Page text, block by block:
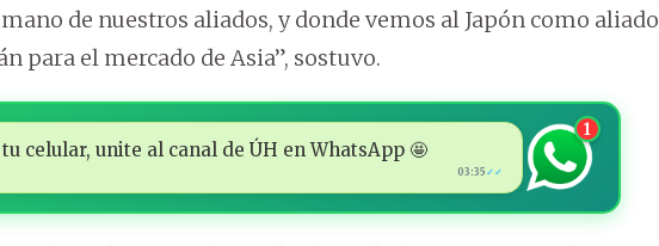
de nuestros aliados, y donde vemos al Japón como aliado
para el mercado de Asia”, sostuvo.
celular, unite al canal de ÚH en WhatsApp 🤩
03:35 ✓✓
1